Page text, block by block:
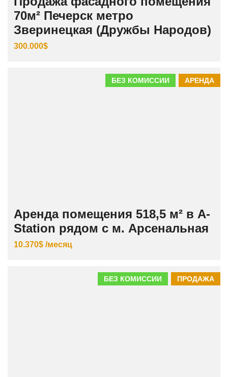
70м² Печерск метро
Зверинецкая (Дружбы Народов)
300.000$
АРЕНДА
БЕЗ КОМИССИИ
Аренда помещения 518,5 м² в A-
Station рядом с м. Арсенальная
10.370$ /месяц
ПРОДАЖА
БЕЗ КОМИССИИ